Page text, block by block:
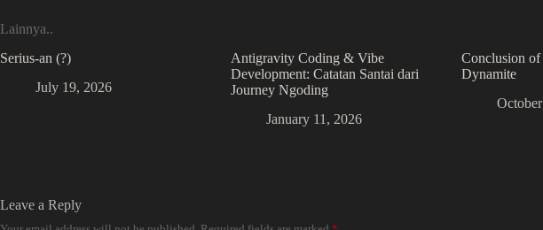
Lainnya..
Serius-an (?)
July 19, 2026
Antigravity Coding & Vibe
Development: Catatan Santai dari
Journey Ngoding
January 11, 2026
Conclusion
Dynamite
Leave a Reply